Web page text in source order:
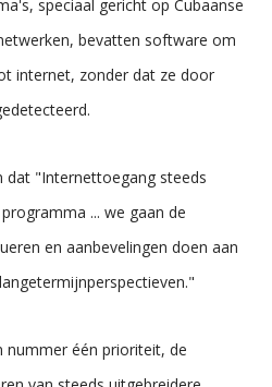
speciaal gericht op Cubaanse
bevatten software om
internet, zonder dat ze door
dat "Internettoegang steeds
... we gaan de
en aanbevelingen doen aan
nummer één prioriteit, de